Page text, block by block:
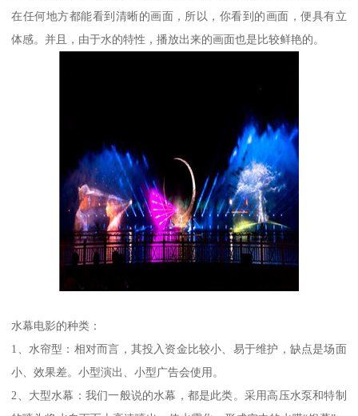
在任何地方都能看到清晰的画面，所以，你看到的画面，便具有立
体感。并且，由于水的特性，播放出来的画面也是比较鲜艳的。
水幕电影的种类：
1、水帘型：相对而言，其投入资金比较小、易于维护，缺点是场面
小、效果差。小型演出、小型广告会使用。
2、大型水幕：我们一般说的水幕，都是此类。采用高压水泵和特制